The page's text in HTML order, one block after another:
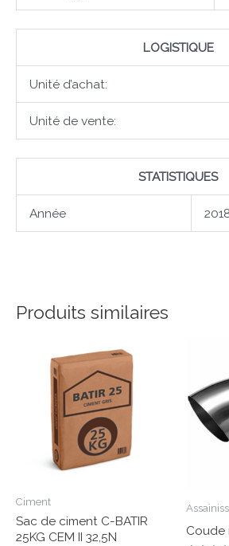
LOGISTIQUE
Unité d’achat:
Unité de vente:
STATISTIQUES
Année
Produits similaires
Ciment
Sac de ciment C-BATIR
25KG CEM II 32,5N
Coude